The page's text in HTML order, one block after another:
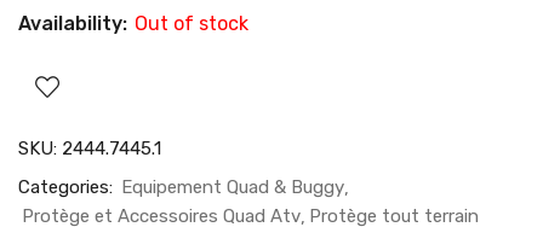
Availability: Out of stock
SKU: 2444.7445.1
Categories: Equipement Quad & Buggy
Protège et Accessoires Quad Atv Protège tout terrain